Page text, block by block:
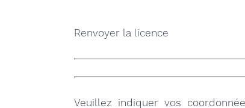
Renvoyer la licence
Veuillez indiquer vos